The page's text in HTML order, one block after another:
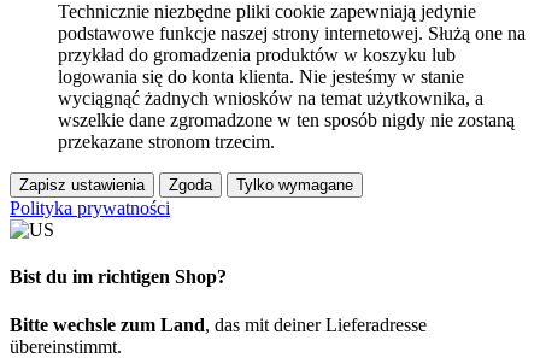
Technicznie niezbędne pliki cookie zapewniają jedynie
podstawowe funkcje naszej strony internetowej. Służą one na
przykład do gromadzenia produktów w koszyku lub
logowania się do konta klienta. Nie jesteśmy w stanie
wyciągnąć żadnych wniosków na temat użytkownika, a
wszelkie dane zgromadzone w ten sposób nigdy nie zostaną
przekazane stronom trzecim.
Zapisz ustawienia Zgoda Tylko wymagane
Polityka prywatności
Bist du im richtigen Shop?
Bitte wechsle zum Land, das mit deiner Lieferadresse
übereinstimmt.